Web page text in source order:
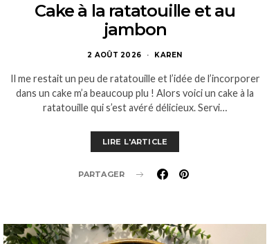
Cake à la ratatouille et au
jambon
2 AOÛT 2026 KAREN
Il me restait un peu de ratatouille et l’idée de l’incorporer
dans un cake m’a beaucoup plu ! Alors voici un cake à la
ratatouille qui s’est avéré délicieux. Servi…
LIRE L'ARTICLE
PARTAGER